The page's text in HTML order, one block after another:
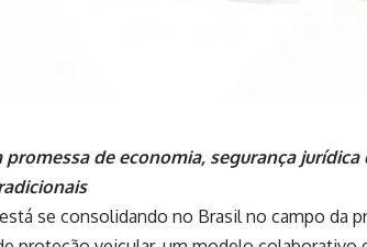
promessa de economia, segurança
se consolidando no Brasil no campo da